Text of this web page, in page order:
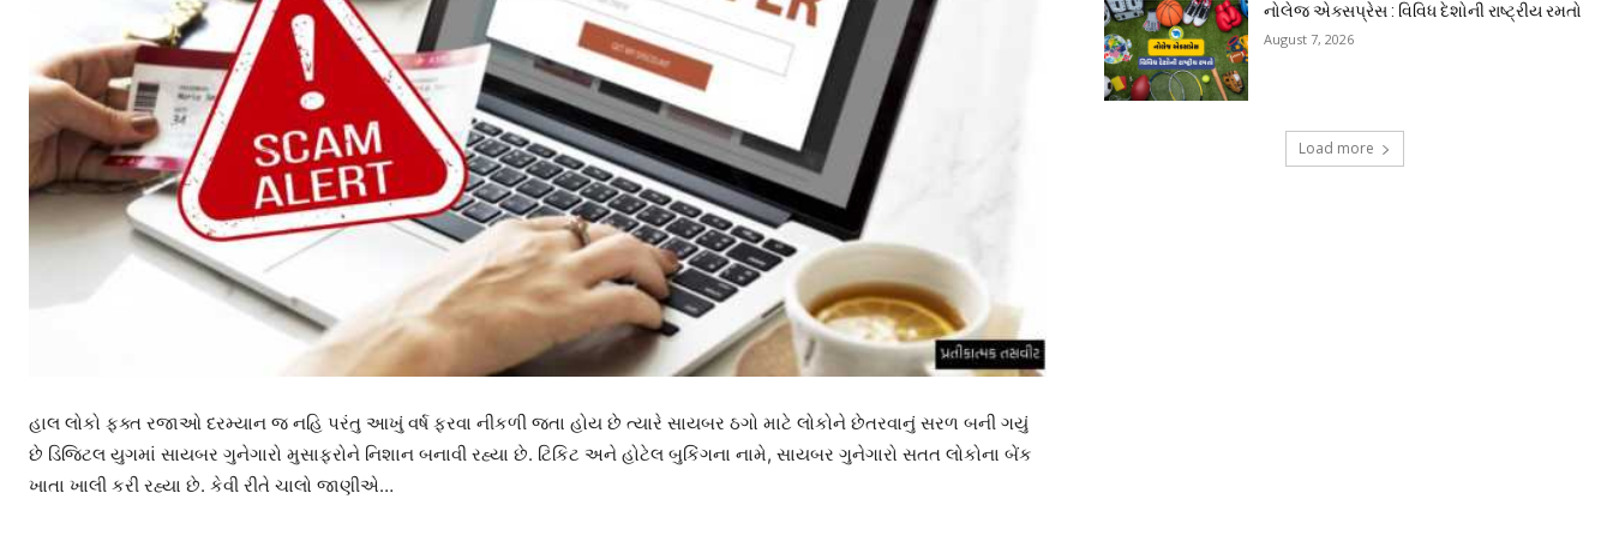
હાલ લોકો ફક્ત રજાઓ દરમ્યાન જ નહિ પરંતુ આખું વર્ષ ફરવા નીકળી જતા હોય છે ત્યારે સાયબર ઠગો માટે લોકોને છેતરવાનું સરળ બની ગયું
છે ડિજિટલ યુગમાં સાયબર ગુનેગારો મુસાફરોને નિશાન બનાવી રહ્યા છે. ટિકિટ અને હોટેલ બુકિંગના નામે, સાયબર ગુનેગારો સતત લોકોના બેંક
ખાતા ખાલી કરી રહ્યા છે. કેવી રીતે ચાલો જાણીએ…
નોલેજ એક્સપ્રેસ : વિવિધ દેશોની રાષ્ટ્રીય રમતો
August 7, 2026
Load more